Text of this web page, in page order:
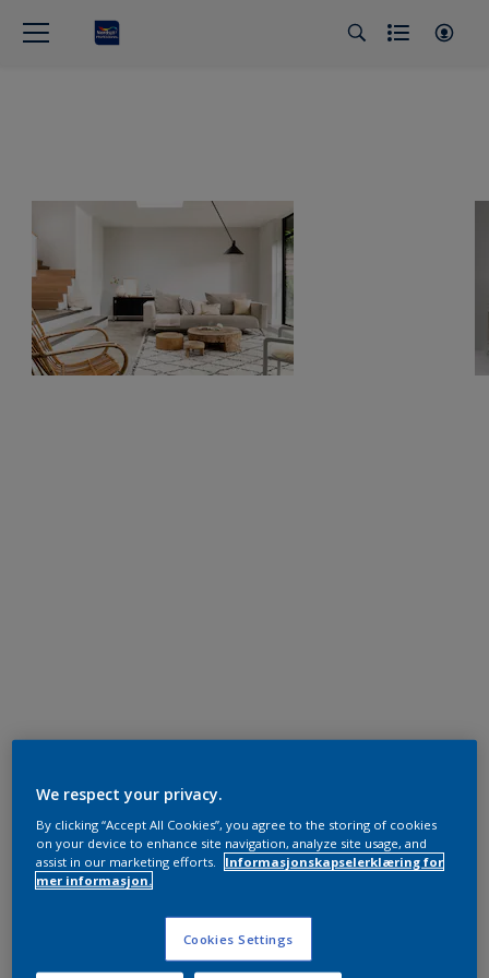
We respect your privacy.
By clicking “Accept All Cookies”, you agree to the storing of cookies
on your device to enhance site navigation, analyze site usage, and
assist in our marketing efforts.
Informasjonskapselerklæring for
mer informasjon.
Cookies Settings